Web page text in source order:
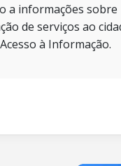
a informações sobre
de serviços ao
à Informação.